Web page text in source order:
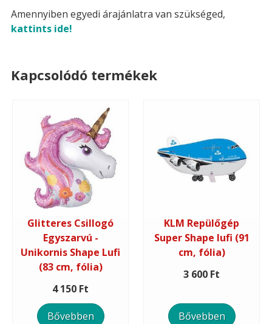
Amennyiben egyedi árajánlatra van szükséged,
kattints ide!
Kapcsolódó termékek
Glitteres Csillogó
Egyszarvú -
Unikornis Shape Lufi
(83 cm, fólia)
4 150 Ft
Bővebben
KLM Repülőgép
Super Shape lufi (91
cm, fólia)
3 600 Ft
Bővebben